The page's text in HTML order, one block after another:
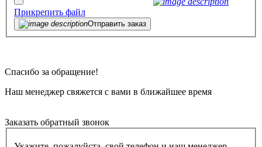
Прикрепить файл
Отправить заказ
Спасибо за обращение!
Наш менеджер свяжется с вами в ближайшее время
Заказать обратный звонок